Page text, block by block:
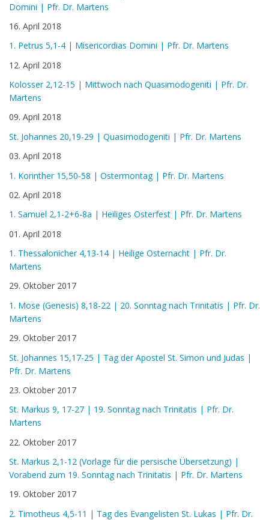
Domini | Pfr. Dr. Martens
16. April 2018
1. Petrus 5,1-4 | Misericordias Domini | Pfr. Dr. Martens
12. April 2018
Kolosser 2,12-15 | Mittwoch nach Quasimodogeniti | Pfr. Dr.
Martens
09. April 2018
St. Johannes 20,19-29 | Quasimodogeniti | Pfr. Dr. Martens
03. April 2018
1. Korinther 15,50-58 | Ostermontag | Pfr. Dr. Martens
02. April 2018
1. Samuel 2,1-2+6-8a | Heiliges Osterfest | Pfr. Dr. Martens
01. April 2018
1. Thessalonicher 4,13-14 | Heilige Osternacht | Pfr. Dr.
Martens
29. Oktober 2017
1. Mose (Genesis) 8,18-22 | 20. Sonntag nach Trinitatis | Pfr. Dr.
Martens
29. Oktober 2017
St. Johannes 15,17-25 | Tag der Apostel St. Simon und Judas |
Pfr. Dr. Martens
23. Oktober 2017
St. Markus 9, 17-27 | 19. Sonntag nach Trinitatis | Pfr. Dr.
Martens
22. Oktober 2017
St. Markus 2,1-12 (Vorlage für die persische Übersetzung) |
Vorabend zum 19. Sonntag nach Trinitatis | Pfr. Dr. Martens
19. Oktober 2017
2. Timotheus 4,5-11 | Tag des Evangelisten St. Lukas | Pfr. Dr.